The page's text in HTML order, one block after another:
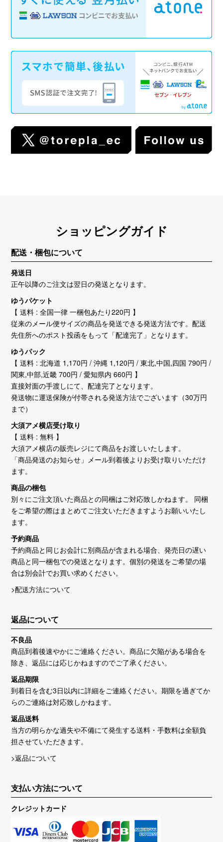
ショッピングガイド
配送・梱包について
発送日
正午以降のご注文は翌日の発送となります。
ゆうパケット
【 送料 : 全国一律 一梱包あたり220円 】
従来のメール便サイズの商品を発送できる発送方法です。配送
先住所へのポスト投函をもって「配達完了」となります。
ゆうパック
【 送料 : 北海道 1,170円 / 沖縄 1,120円 / 東北,中国,四国 790円 /
関東,中部,近畿 700円 / 愛知県内 660円 】
直接対面の手渡しにて、配達完了となります。
発送物に運送保険が付帯される発送方法でございます（30万円
まで）
大須アメ横店受け取り
【 送料 : 無料 】
大須アメ横店の販売レジにて商品をお渡しいたします。
「商品発送のお知らせ」メール到着後よりお受け取りいただけ
ます。
商品の梱包
別々にご注文頂いた商品との同梱はご対応致しかねます。 同梱
をご希望の際はまとめてご注文いただきますようお願いいたし
ます。
予約商品
予約商品と同じお会計に別商品が含まれる場合、発売日の遅い
商品と同一梱包での発送となります。個別の発送をご希望の場
合は別会計でお買い求めください。
>配送方法について
返品について
不良品
商品到着後速やかにご連絡ください。商品に欠陥がある場合を
除き、返品には応じかねますのでご了承ください。
返品期限
到着日を含む3日以内に詳細をご連絡ください。期限を過ぎてか
らのご連絡は対応致しかねます。
返品送料
当方の明らかな過失や不備にて発生する送料・手数料は全額負
担させていただきます。
>返品について
支払い方法について
クレジットカード